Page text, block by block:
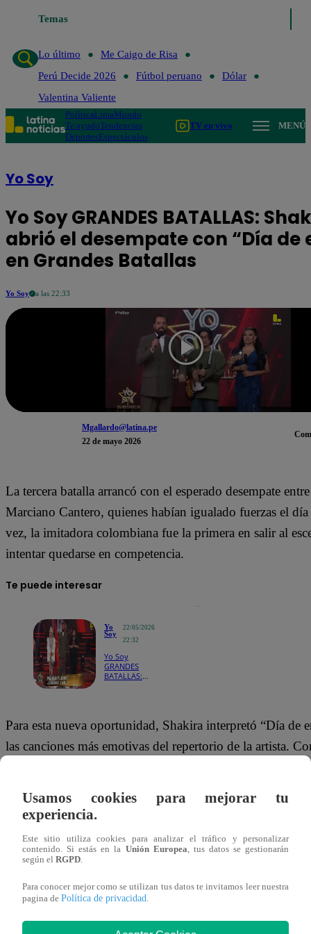
Temas
Lo último Me Caigo de Risa
Lo último
Me Caigo de Risa
Perú Decide 2026
Fútbol peruano
Dólar
Valentina Valiente
PolíticaLimaMundo
Te ayudoTendencias
DeportesEspectáculos
TV en vivo MENÚ
Yo Soy
Yo Soy GRANDES BATALLAS:
abrió el desempate con “Día de
en Grandes Batallas
Yo Soy a las 22:33
Mgallardo@latina.pe
22 de mayo 2026
La tercera batalla arrancó con el esperado desempate
Marciano Cantero, quienes habían igualado fuerzas el
vez, la imitadora colombiana fue la primera en salir al
intentar quedarse en competencia.
Te puede interesar
Yo
Soy
22/05/2026
22:32
Yo Soy
GRANDES
BATALLAS:
sólida
Para esta nueva oportunidad, Shakira interpretó “Día de
las canciones más emotivas del repertorio de la artista.
Antes de subir al escenario, Marciano Cantero aseguró
experiencia también juega un papel importante en la
experiencia es un factor muy clave”, comentó, dejando
batalla aún tenía mucho por mostrar.
Durante la presentación, Shakira conectó con el público
Usamos cookies para mejorar tu
experiencia.
Este sitio utiliza cookies para analizar el tráfico y personalizar
contenido. Si estás en la Unión Europea, tus datos se gestionarán
según el RGPD.
Para conocer mejor como se utilizan tus datos te invitamos leer nuestra
pagina de Política de privacidad.